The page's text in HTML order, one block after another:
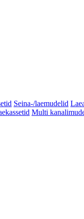
Seina-/laemudelid
Multi